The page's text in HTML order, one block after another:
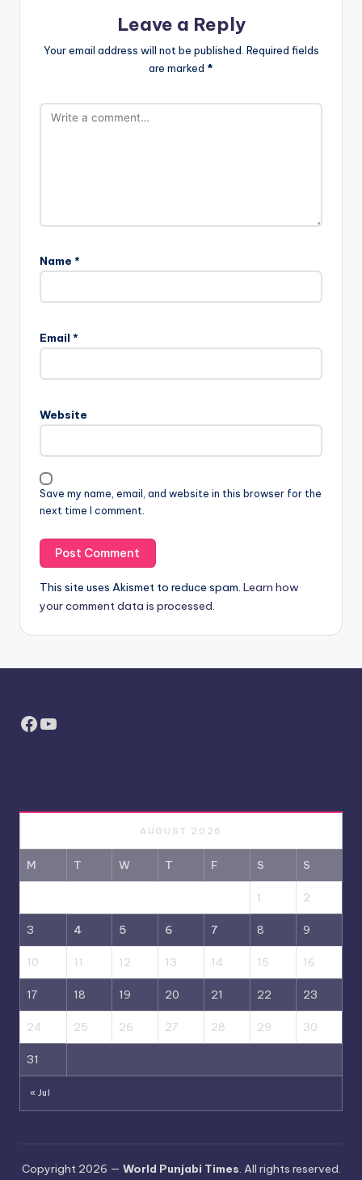
Leave a Reply
Your email address will not be published. Required fields
are marked *
Name *
Email *
Website
Save my name, email, and website in this browser for the
next time I comment.
This site uses Akismet to reduce spam. Learn how
your comment data is processed.
Facebook
YouTube
AUGUST 2026
M T W T F S S
1 2
3 4 5 6 7 8 9
10 11 12 13 14 15 16
17 18 19 20 21 22 23
24 25 26 27 28 29 30
31
« Jul
Copyright 2026 — World Punjabi Times . All rights reserved.